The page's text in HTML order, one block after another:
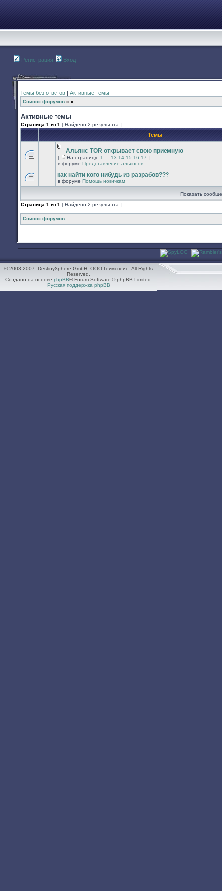
Регистрация Вход
Темы без ответов | Активные темы
Список форумов » »
Активные темы
Страница 1 из 1 [ Найдено 2 результата ]
Темы
Вложения
Альянс TOR открывает свою приемную
[
На
страницу
На страницу: 1 13 14 15 16 17 ]
в форуме Представление альянсов
нет
новых
сообщений.
как найти кого нибудь из разрабов???
в форуме Помощь новичкам
Показать
Страница 1 из 1 [ Найдено 2 результата ]
Список форумов
© 2003-2007. DestinySphere GmbH, ООО Геймспейс. All Rights
Reserved.
Создано на основе phpBB® Forum Software © phpBB Limited.
Русская поддержка phpBB